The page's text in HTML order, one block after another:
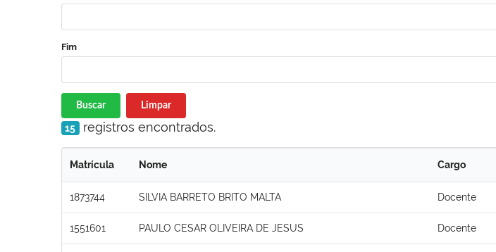
Fim
Buscar Limpar
15 registros encontrados.
Matrícula Nome Cargo
1873744 SILVIA BARRETO BRITO MALTA Docente
1551601 PAULO CESAR OLIVEIRA DE JESUS Docente